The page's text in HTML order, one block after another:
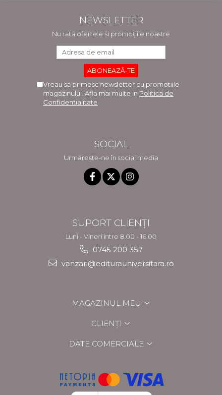
NEWSLETTER
Nu rata ofertele și promoțiile noastre
Vreau sa primesc newsletter cu promotiile
magazinului. Afla mai multe in Politica de
Confidentialitate
SOCIAL
Urmărește-ne în social media
SUPORT CLIENȚI
Luni - Vineri intre 8.00 - 16.00
0745 200 357
vanzari@editurauniversitara.ro
MAGAZINUL MEU
CLIENȚI
DATE COMERCIALE